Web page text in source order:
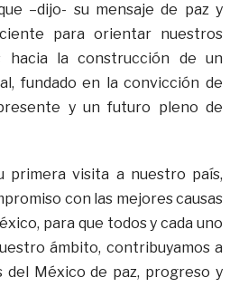
–dijo- su mensaje de paz y
para orientar nuestros
hacia la construcción de un
fundado en la convicción de
y un futuro pleno de
primera visita a nuestro país,
con las mejores causas
para que todos y cada uno
ámbito, contribuyamos a
México de paz, progreso y